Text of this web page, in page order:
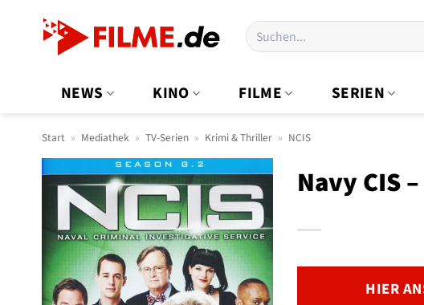
Suchen
nach:
NEWS KINO FILME SERIEN
Start » Mediathek » TV-Serien » Krimi & Thriller » NCIS
Navy CIS
HIER